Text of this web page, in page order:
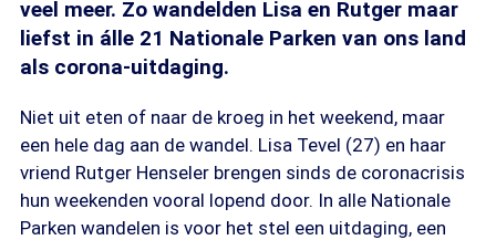
veel meer. Zo wandelden Lisa en Rutger maar
liefst in álle 21 Nationale Parken van ons land
als corona-uitdaging.
Niet uit eten of naar de kroeg in het weekend, maar
een hele dag aan de wandel. Lisa Tevel (27) en haar
vriend Rutger Henseler brengen sinds de coronacrisis
hun weekenden vooral lopend door. In alle Nationale
Parken wandelen is voor het stel een uitdaging, een